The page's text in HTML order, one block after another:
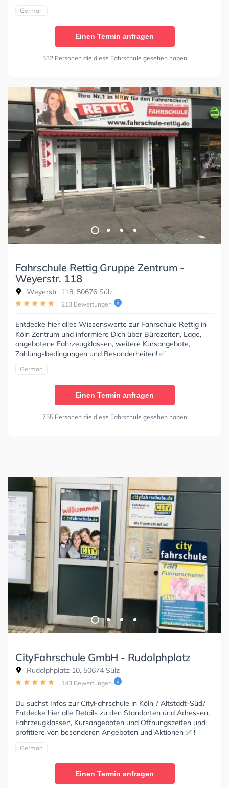
German
Einen Termin anfragen
532 Personen die diese Fahrschule gesehen haben
Fahrschule Rettig Gruppe Zentrum -
Weyerstr. 118
Weyerstr. 118, 50676 Sülz
213 Bewertungen
Entdecke hier alles Wissenswerte zur Fahrschule Rettig in
Köln Zentrum und informiere Dich über Bürozeiten, Lage,
angebotene Fahrzeugklassen, weitere Kursangebote,
Zahlungsbedingungen und Besonderheiten! ✅
German
Einen Termin anfragen
755 Personen die diese Fahrschule gesehen haben
CityFahrschule GmbH - Rudolphplatz
Rudolphplatz 10, 50674 Sülz
143 Bewertungen
Du suchst Infos zur CityFahrschule in Köln ? Altstadt-Süd?
Entdecke hier alle Details zu den Standorten und Adressen,
Fahrzeugklassen, Kursangeboten und Öffnungszeiten und
profitiere von besonderen Angeboten und Aktionen ✅ !
German
Einen Termin anfragen